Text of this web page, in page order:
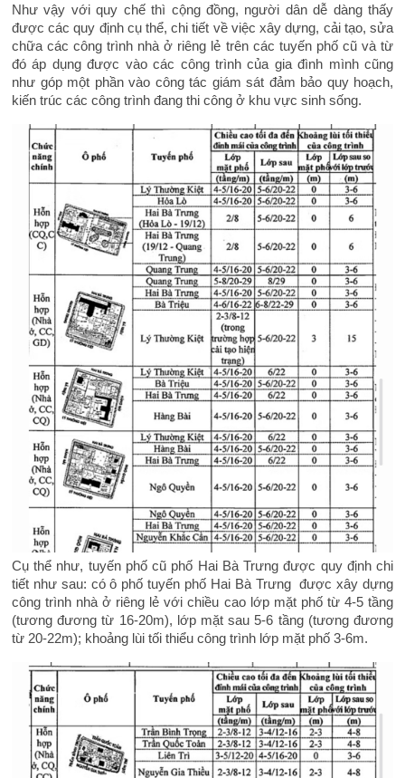
Như vậy với quy chế thì cộng đồng, người dân dễ dàng thấy
được các quy định cụ thể, chi tiết về việc xây dựng, cải tạo, sửa
chữa các công trình nhà ở riêng lẻ trên các tuyến phố cũ và từ
đó áp dụng được vào các công trình của gia đình mình cũng
như góp một phần vào công tác giám sát đảm bảo quy hoạch,
kiến trúc các công trình đang thi công ở khu vực sinh sống.
Cụ thể như, tuyến phố cũ phố Hai Bà Trưng được quy định chi
tiết như sau: có ô phố tuyến phố Hai Bà Trưng được xây dựng
công trình nhà ở riêng lẻ với chiều cao lớp mặt phố từ 4-5 tầng
(tương đương từ 16-20m), lớp mặt sau 5-6 tầng (tương đương
từ 20-22m); khoảng lùi tối thiểu công trình lớp mặt phố 3-6m.